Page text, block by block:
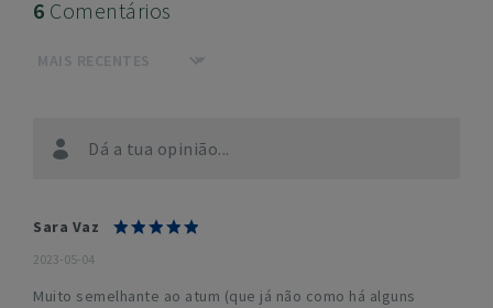
Dá a tua opinião...
6 Comentários
Sara Vaz
2023-05-04
Muito semelhante ao atum (que já não como há alguns